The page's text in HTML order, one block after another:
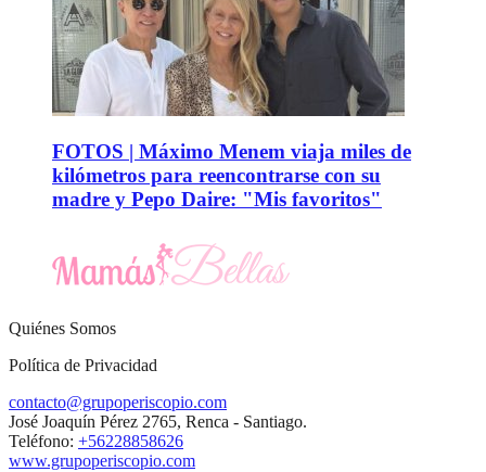
FOTOS | Máximo Menem viaja miles de
kilómetros para reencontrarse con su
madre y Pepo Daire: "Mis favoritos"
Quiénes Somos
Política de Privacidad
contacto@grupoperiscopio.com
José Joaquín Pérez 2765, Renca - Santiago.
Teléfono: +56228858626
www.grupoperiscopio.com